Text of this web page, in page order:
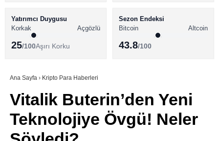
Youtube
TikTok
BİTCOİN HABERLERİ
ALTCOİN HABERLERİ
SÖZLÜK
Yatırımcı Duygusu
Korkak
Açgözlü
25/100Aşırı Korku
Sezon Endeksi
Bitcoin
Altcoin
43.8/100
Ana Sayfa › Kripto Para Haberleri
Vitalik Buterin’den Yeni
Teknolojiye Övgü! Neler